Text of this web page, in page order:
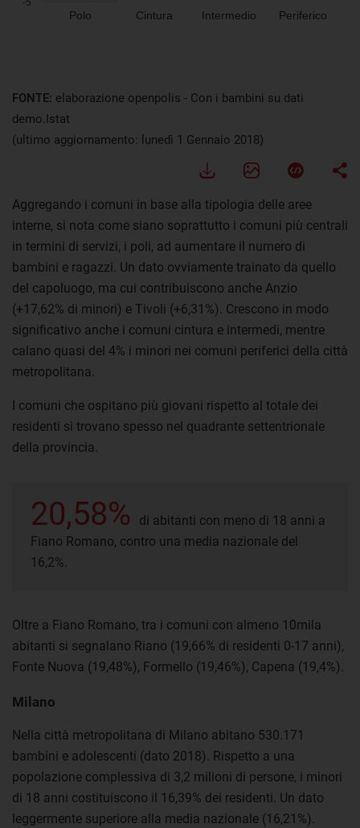
FONTE: elaborazione openpolis - Con i bambini su dati
demo.Istat
(ultimo aggiornamento: lunedì 1 Gennaio 2018)
Aggregando i comuni in base alla tipologia delle aree
interne, si nota come siano soprattutto i comuni più centrali
in termini di servizi, i poli, ad aumentare il numero di
bambini e ragazzi. Un dato ovviamente trainato da quello
del capoluogo, ma cui contribuiscono anche Anzio
(+17,62% di minori) e Tivoli (+6,31%). Crescono in modo
significativo anche i comuni cintura e intermedi, mentre
calano quasi del 4% i minori nei comuni periferici della città
metropolitana.
I comuni che ospitano più giovani rispetto al totale dei
residenti si trovano spesso nel quadrante settentrionale
della provincia.
20,58%
di abitanti con meno di 18 anni a
Fiano Romano, contro una media nazionale del
16,2%.
Oltre a Fiano Romano, tra i comuni con almeno 10mila
abitanti si segnalano Riano (19,66% di residenti 0-17 anni),
Fonte Nuova (19,48%), Formello (19,46%), Capena (19,4%).
Milano
Nella città metropolitana di Milano abitano 530.171
bambini e adolescenti (dato 2018). Rispetto a una
popolazione complessiva di 3,2 milioni di persone, i minori
di 18 anni costituiscono il 16,39% dei residenti. Un dato
leggermente superiore alla media nazionale (16,21%).